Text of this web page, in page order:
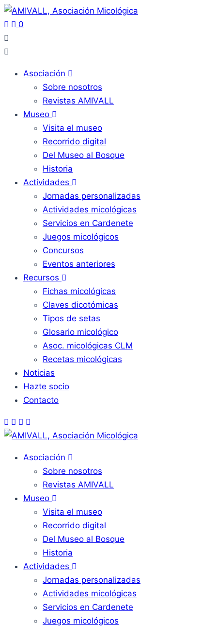
0
Asociación
Sobre nosotros
Revistas AMIVALL
Museo
Visita el museo
Recorrido digital
Del Museo al Bosque
Historia
Actividades
Jornadas personalizadas
Actividades micológicas
Servicios en Cardenete
Juegos micológicos
Concursos
Eventos anteriores
Recursos
Fichas micológicas
Claves dicotómicas
Tipos de setas
Glosario micológico
Asoc. micológicas CLM
Recetas micológicas
Noticias
Hazte socio
Contacto
Asociación
Sobre nosotros
Revistas AMIVALL
Museo
Visita el museo
Recorrido digital
Del Museo al Bosque
Historia
Actividades
Jornadas personalizadas
Actividades micológicas
Servicios en Cardenete
Juegos micológicos